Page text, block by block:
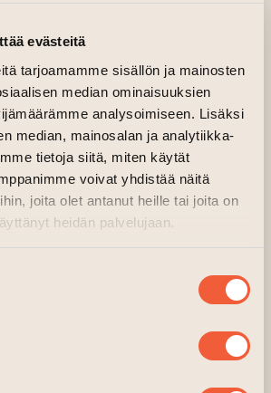
evästeitä
tarjoamamme sisällön ja mainosten
median ominaisuuksien
analysoimiseen. Lisäksi
median, mainosalan ja analytiikka-
tietoja siitä, miten käytät
voivat yhdistää näitä
joita olet antanut heille tai joita on
heidän palvelujaan.
kerros
(siirtyy toiseen
toivottaa tervetulleeksi
Taiteen talolle.
20:30 DESIGN MUKI
kierrätysmukeihin leikattavia
mukit noudettavissa 19.12.)
seuraa ja ne toteutuu